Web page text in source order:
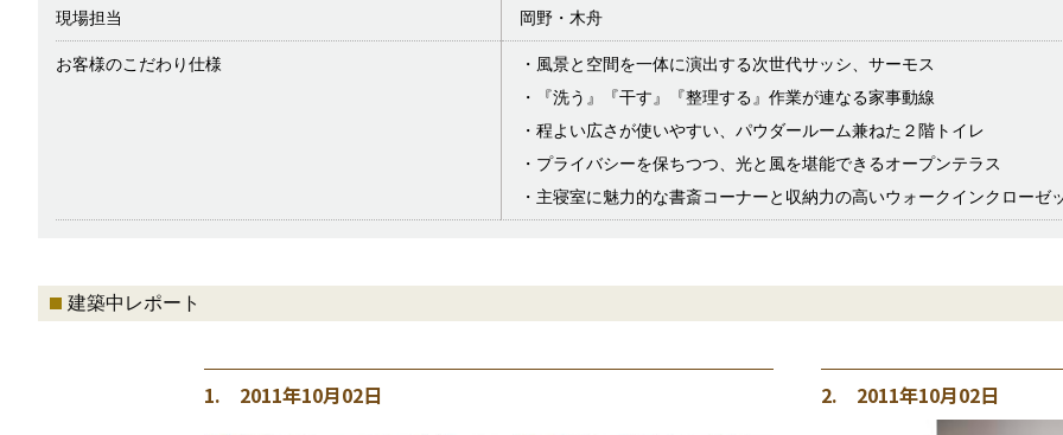
現場担当 岡野・木舟
お客様のこだわり仕様
・風景と空間を一体に演出する次世代サッシ、サーモス
・『洗う』『干す』『整理する』作業が連なる家事動線
・程よい広さが使いやすい、パウダールーム兼ねた２階トイレ
・プライバシーを保ちつつ、光と風を堪能できるオープンテラス
・主寝室に魅力的な書斎コーナーと収納力の高いウォークインクローゼ
建築中レポート
1. 2011年10月02日 2. 2011年10月02日